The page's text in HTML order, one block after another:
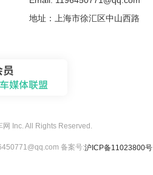
地址：上海市徐汇区中山西路
Inc. All Rights Reserved.
备案号:沪ICP备11023800号